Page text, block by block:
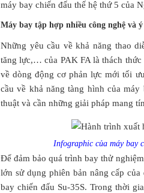
máy bay chiến đấu thế hệ thứ 5 của
Máy bay tập hợp nhiều công nghệ và
Những yêu cầu về khả năng thao
tăng lực,… của PAK FA là thách
về dòng động cơ phản lực mới tối
cầu về khả năng tàng hình của
thuật và cần những giải pháp mang
Infographic của máy bay
Để đảm bảo quá trình bay thử
lớn sử dụng phiên bản nâng cấp
bay chiến đấu Su-35S. Trong thời